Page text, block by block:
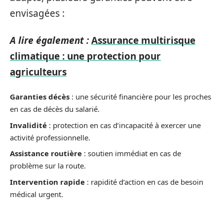
envisagées :
A lire également :Assurance multirisque
climatique : une protection pour
agriculteurs
Garanties décès : une sécurité financière pour les proches
en cas de décès du salarié.
Invalidité : protection en cas d’incapacité à exercer une
activité professionnelle.
Assistance routière : soutien immédiat en cas de
problème sur la route.
Intervention rapide : rapidité d’action en cas de besoin
médical urgent.